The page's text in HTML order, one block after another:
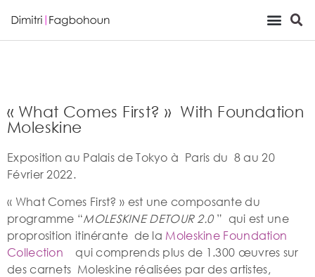
« What Comes First? » With Foundation
Moleskine
Exposition au Palais de Tokyo à Paris du 8 au 20
Février 2022.
« What Comes First? » est une composante du
programme “MOLESKINE DETOUR 2.0 ” qui est une
proprosition itinérante de la Moleskine Foundation
Collection qui comprends plus de 1.300 œuvres sur
des carnets Moleskine réalisées par des artistes,